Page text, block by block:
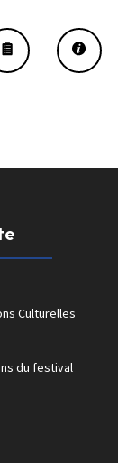
Culturelles
du festival